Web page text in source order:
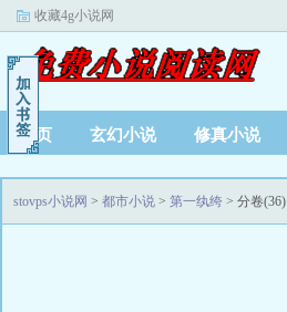
收藏4g小说网
首页 玄幻小说 修真小说
stovps小说网 > 都市小说 > 第一纨绔 > 分卷(36)